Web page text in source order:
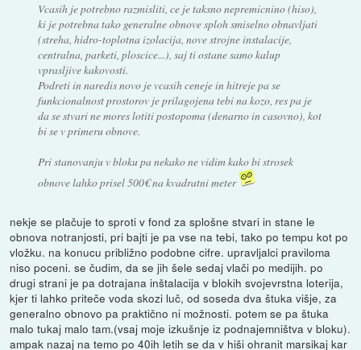
Vcasih je potrebno razmisliti, ce je taksno nepremicnino (hiso),
ki je potrebna tako generalne obnove sploh smiselno obnavljati
(streha, hidro-toplotna izolacija, nove strojne instalacije,
centralna, parketi, ploscice...), saj ti ostane samo kalup
vprasljive kakovosti.
Podreti in naredis novo je vcasih ceneje in hitreje pa se
funkcionalnost prostorov je prilagojena tebi na kozo, res pa je
da se stvari ne mores lotiti postopoma (denarno in casovno), kot
bi se v primeru obnove.
Pri stanovanju v bloku pa nekako ne vidim kako bi strosek
obnove lahko prisel 500€ na kvadratni meter
nekje se plačuje to sproti v fond za splošne stvari in stane le
obnova notranjosti, pri bajti je pa vse na tebi, tako po tempu kot po
vložku. na konucu približno podobne cifre. upravljalci praviloma
niso poceni. se čudim, da se jih šele sedaj vlači po medijih. po
drugi strani je pa dotrajana inštalacija v blokih svojevrstna loterija,
kjer ti lahko priteče voda skozi luč, od soseda dva štuka višje, za
generalno obnovo pa praktično ni možnosti. potem se pa štuka
malo tukaj malo tam.(vsaj moje izkušnje iz podnajemništva v bloku).
ampak nazaj na temo po 40ih letih se da v hiši ohranit marsikaj kar